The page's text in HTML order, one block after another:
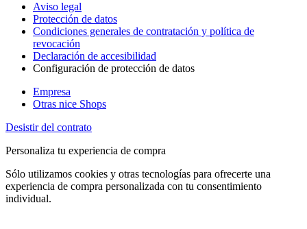
Aviso legal
Protección de datos
Condiciones generales de contratación y política de
revocación
Declaración de accesibilidad
Configuración de protección de datos
Empresa
Otras nice Shops
Desistir del contrato
Personaliza tu experiencia de compra
Sólo utilizamos cookies y otras tecnologías para ofrecerte una
experiencia de compra personalizada con tu consentimiento
individual.